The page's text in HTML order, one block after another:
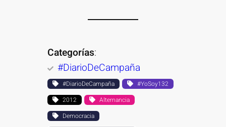
Categorías:
#DiarioDeCampaña
#DiarioDeCampaña
#YoSoy132
2012
Alternancia
Democracia